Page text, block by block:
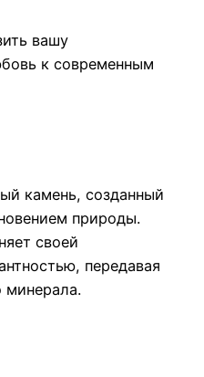
вашу
к современным
камень, созданный
природы.
своей
передавая
минерала.